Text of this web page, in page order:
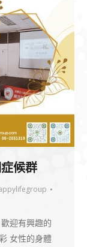
候群
迎有興趣的
女性的身體